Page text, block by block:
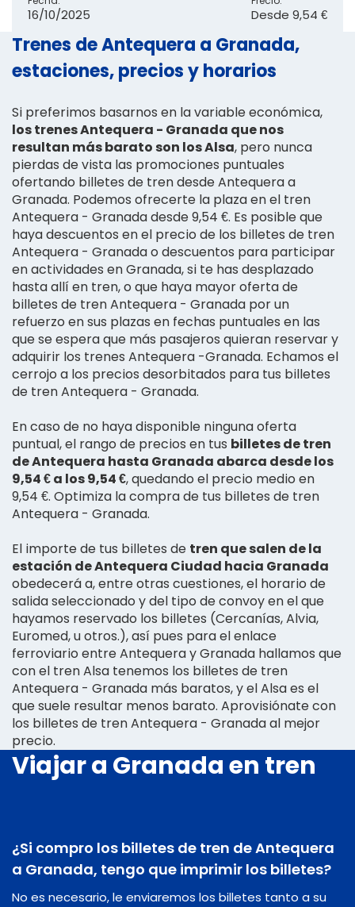
16/10/2025 Desde 9,54 €
Trenes de Antequera a Granada,
estaciones, precios y horarios
Si preferimos basarnos en la variable económica,
los trenes Antequera - Granada que nos
resultan más barato son los Alsa, pero nunca
pierdas de vista las promociones puntuales
ofertando billetes de tren desde Antequera a
Granada. Podemos ofrecerte la plaza en el tren
Antequera - Granada desde 9,54 €. Es posible que
haya descuentos en el precio de los billetes de tren
Antequera - Granada o descuentos para participar
en actividades en Granada, si te has desplazado
hasta allí en tren, o que haya mayor oferta de
billetes de tren Antequera - Granada por un
refuerzo en sus plazas en fechas puntuales en las
que se espera que más pasajeros quieran reservar y
adquirir los trenes Antequera -Granada. Echamos el
cerrojo a los precios desorbitados para tus billetes
de tren Antequera - Granada.
En caso de no haya disponible ninguna oferta
puntual, el rango de precios en tus billetes de tren
de Antequera hasta Granada abarca desde los
9,54 € a los 9,54 €, quedando el precio medio en
9,54 €. Optimiza la compra de tus billetes de tren
Antequera - Granada.
El importe de tus billetes de tren que salen de la
estación de Antequera Ciudad hacia Granada
obedecerá a, entre otras cuestiones, el horario de
salida seleccionado y del tipo de convoy en el que
hayamos reservado los billetes (Cercanías, Alvia,
Euromed, u otros.), así pues para el enlace
ferroviario entre Antequera y Granada hallamos que
con el tren Alsa tenemos los billetes de tren
Antequera - Granada más baratos, y el Alsa es el
que suele resultar menos barato. Aprovisiónate con
los billetes de tren Antequera - Granada al mejor
precio.
Viajar a Granada en tren
¿Si compro los billetes de tren de Antequera
a Granada, tengo que imprimir los billetes?
No es necesario, le enviaremos los billetes tanto a su